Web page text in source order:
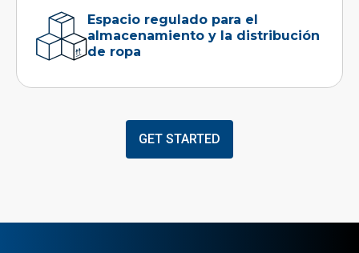
Espacio regulado para el
almacenamiento y la distribución
de ropa
GET STARTED